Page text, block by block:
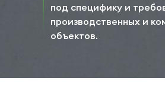
под специфику и
производственных и
объектов.